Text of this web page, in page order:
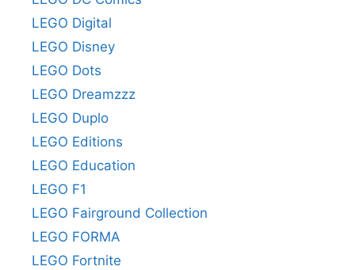
LEGO Digital
LEGO Disney
LEGO Dots
LEGO Dreamzzz
LEGO Duplo
LEGO Editions
LEGO Education
LEGO F1
LEGO Fairground Collection
LEGO FORMA
LEGO Fortnite